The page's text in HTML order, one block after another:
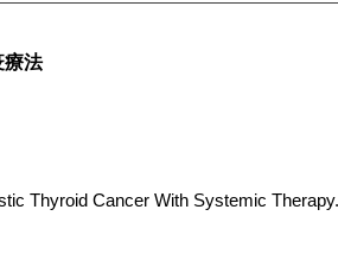
療法
Thyroid Cancer With Systemic Therapy.